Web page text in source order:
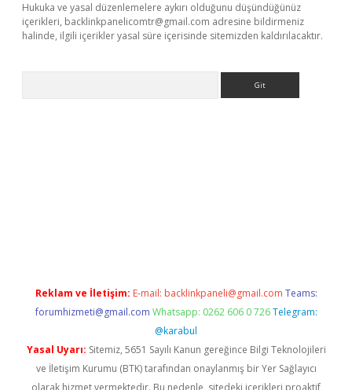
Hukuka ve yasal düzenlemelere aykırı olduğunu düşündüğünüz
içerikleri, backlinkpanelicomtr@gmail.com adresine bildirmeniz
halinde, ilgili içerikler yasal süre içerisinde sitemizden kaldırılacaktır.
Reklam ve İletişim: E-mail: backlinkpaneli@gmail.com Teams:
forumhizmeti@gmail.com Whatsapp: 0262 606 0 726 Telegram:
@karabul
Yasal Uyarı: Sitemiz, 5651 Sayılı Kanun gereğince Bilgi Teknolojileri
ve İletişim Kurumu (BTK) tarafından onaylanmış bir Yer Sağlayıcı
olarak hizmet vermektedir. Bu nedenle, sitedeki içerikleri proaktif